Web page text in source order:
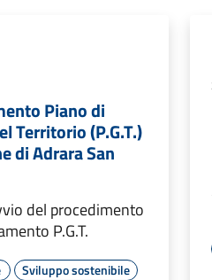
Piano di
Territorio (P.G.T.)
di Adrara San
del procedimento
P.G.T.
Sviluppo sostenibile